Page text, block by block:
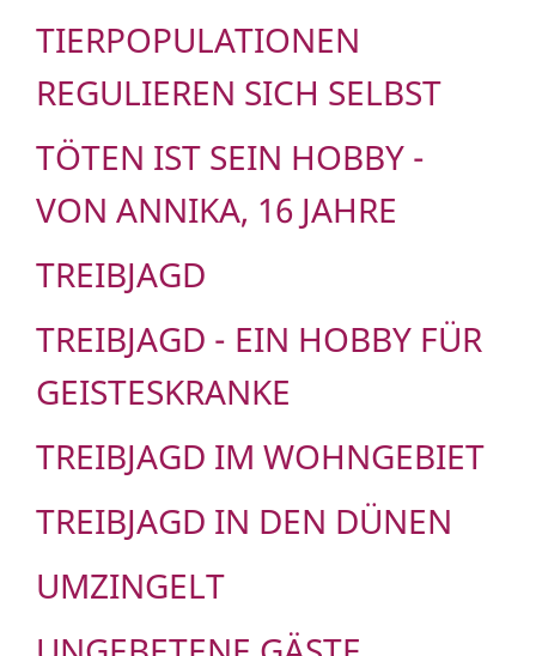
TIERPOPULATIONEN
REGULIEREN SICH SELBST
TÖTEN IST SEIN HOBBY -
VON ANNIKA, 16 JAHRE
TREIBJAGD
TREIBJAGD - EIN HOBBY FÜR
GEISTESKRANKE
TREIBJAGD IM WOHNGEBIET
TREIBJAGD IN DEN DÜNEN
UMZINGELT